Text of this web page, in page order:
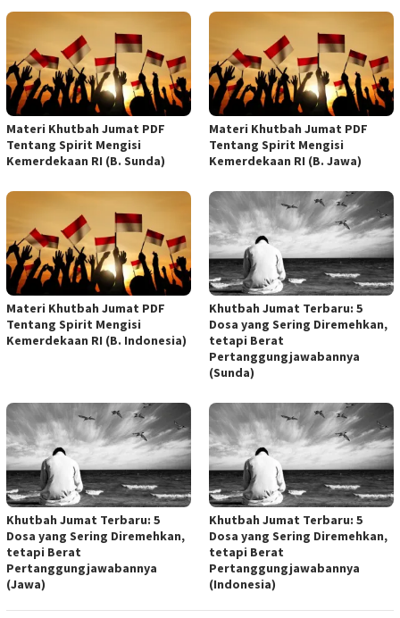
Materi Khutbah Jumat PDF
Tentang Spirit Mengisi
Kemerdekaan RI (B. Sunda)
Materi Khutbah Jumat PDF
Tentang Spirit Mengisi
Kemerdekaan RI (B. Jawa)
Materi Khutbah Jumat PDF
Tentang Spirit Mengisi
Kemerdekaan RI (B. Indonesia)
Khutbah Jumat Terbaru: 5
Dosa yang Sering Diremehkan,
tetapi Berat
Pertanggungjawabannya
(Sunda)
Khutbah Jumat Terbaru: 5
Dosa yang Sering Diremehkan,
tetapi Berat
Pertanggungjawabannya
(Jawa)
Khutbah Jumat Terbaru: 5
Dosa yang Sering Diremehkan,
tetapi Berat
Pertanggungjawabannya
(Indonesia)